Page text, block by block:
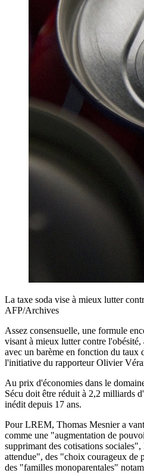
La taxe soda vise à mieux lutter
AFP/Archives
Assez consensuelle, une formule
visant à mieux lutter contre l'obésité,
avec un barème en fonction du taux
l'initiative du rapporteur Olivier
Au prix d'économies dans le
Sécu doit être réduit à 2,2 milliards
inédit depuis 17 ans.
Pour LREM, Thomas Mesnier a
comme une "augmentation de
supprimant des cotisations
attendue", des "choix courageux de
des "familles monoparentales"